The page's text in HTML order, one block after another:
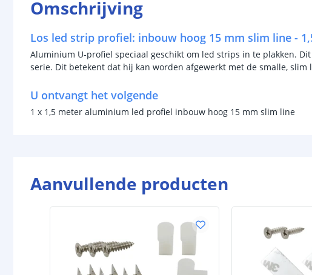
Omschrijving
Los led strip profiel: inbouw hoog 15 mm slim line -
Aluminium U-profiel speciaal geschikt om led strips in te plakken.
serie. Dit betekent dat hij kan worden afgewerkt met de smalle, slim
U ontvangt het volgende
1 x 1,5 meter aluminium led profiel inbouw hoog 15 mm slim line
Aanvullende producten